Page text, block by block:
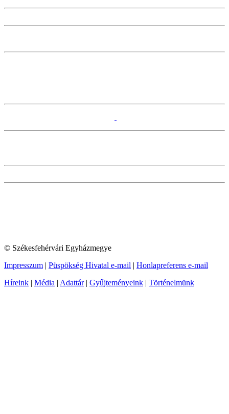
© Székesfehérvári Egyházmegye
Impresszum | Püspökség Hivatal e-mail | Honlapreferens e-mail
Híreink | Média | Adattár| Gyűjteményeink | Történelmünk